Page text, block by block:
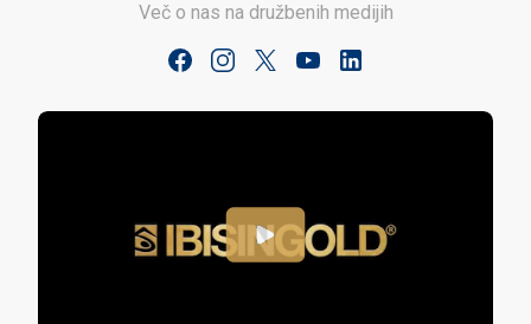
Več o nas na družbenih medijih